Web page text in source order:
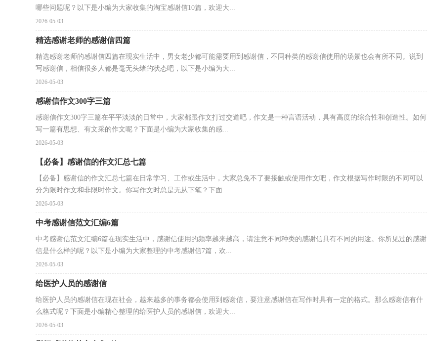
哪些问题呢？以下是小编为大家收集的淘宝感谢信10篇，欢迎大...
2026-05-03
精选感谢老师的感谢信四篇
精选感谢老师的感谢信四篇在现实生活中，男女老少都可能需要用到感谢信，不同种类的感谢信使用的场景也会有所不同。说到
写感谢信，相信很多人都是毫无头绪的状态吧，以下是小编为大...
2026-05-03
感谢信作文300字三篇
感谢信作文300字三篇在平平淡淡的日常中，大家都跟作文打过交道吧，作文是一种言语活动，具有高度的综合性和创造性。如何
写一篇有思想、有文采的作文呢？下面是小编为大家收集的感...
2026-05-03
【必备】感谢信的作文汇总七篇
【必备】感谢信的作文汇总七篇在日常学习、工作或生活中，大家总免不了要接触或使用作文吧，作文根据写作时限的不同可以
分为限时作文和非限时作文。你写作文时总是无从下笔？下面...
2026-05-03
中考感谢信范文汇编6篇
中考感谢信范文汇编6篇在现实生活中，感谢信使用的频率越来越高，请注意不同种类的感谢信具有不同的用途。你所见过的感谢
信是什么样的呢？以下是小编为大家整理的中考感谢信7篇，欢...
2026-05-03
给医护人员的感谢信
给医护人员的感谢信在现在社会，越来越多的事务都会使用到感谢信，要注意感谢信在写作时具有一定的格式。那么感谢信有什
么格式呢？下面是小编精心整理的给医护人员的感谢信，欢迎大...
2026-05-03